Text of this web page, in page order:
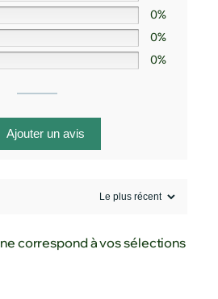
0%
0%
0%
Ajouter un avis
correspond à vos sélections